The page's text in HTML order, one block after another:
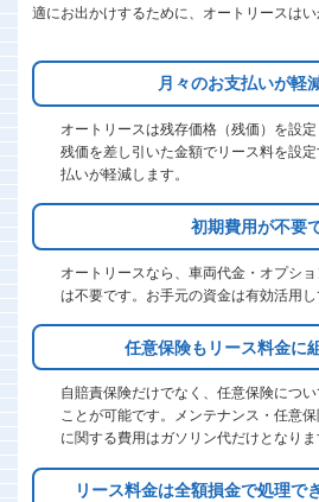
適にお出かけするために、オートリースは
月々のお支払いが軽
オートリースは残存価格（残価）を設
残価を差し引いた金額でリース料を設
払いが軽減します。
初期費用が不要
オートリースなら、車両代金・オプシ
は不要です。お手元の資金は有効活用し
任意保険もリース料金に
自賠責保険だけでなく、任意保険につ
ことが可能です。メンテナンス・任意
に関する費用はガソリン代だけとなりま
リース料金は全額損金で処理で